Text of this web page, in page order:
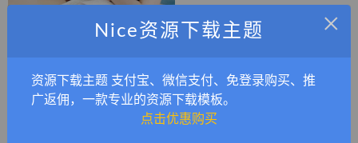
制服美女【登录可见】
2023-09-04
×
Nice资源下载主题
资源下载主题 支付宝、微信支付、免登录购买、推
广返佣，一款专业的资源下载模板。
点击优惠购买